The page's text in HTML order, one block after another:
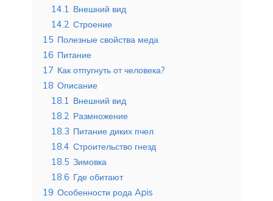
14.1 Внешний вид
14.2 Строение
15 Полезные свойства меда
16 Питание
17 Как отпугнуть от человека?
18 Описание
18.1 Внешний вид
18.2 Размножение
18.3 Питание диких пчел
18.4 Строительство гнезд
18.5 Зимовка
18.6 Где обитают
19 Особенности рода Apis